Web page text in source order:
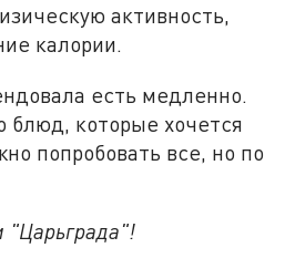
активность,
калории.
есть медленно.
блюд, которые хочется
попробовать все, но по
"Царьграда"!